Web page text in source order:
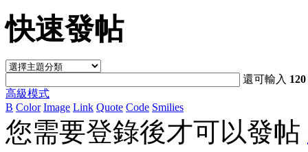
快速發帖
還可輸入 120
高級模式
B Color Image Link Quote Code Smilies
您需要登錄後才可以發帖